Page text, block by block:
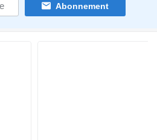
Abonnement